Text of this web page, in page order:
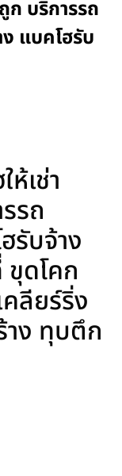
ก บริการรถ
แบคโฮรับ
เช่า
รถ
รับจ้าง
ขุดโคก
ลียร์ริ่ง
ง ทุบตึก